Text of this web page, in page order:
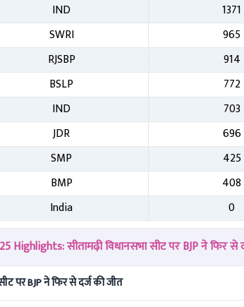
IND
1371
SWRI
965
RJSBP
914
BSLP
772
IND
703
JDR
696
SMP
425
BMP
408
India 0
सीतामढ़ी विधानसभा सीट पर BJP ने फिर से
पर BJP ने फिर से दर्ज की जीत